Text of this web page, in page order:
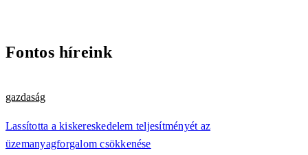
Fontos híreink
gazdaság
Lassította a kiskereskedelem teljesítményét az
üzemanyagforgalom csökkenése